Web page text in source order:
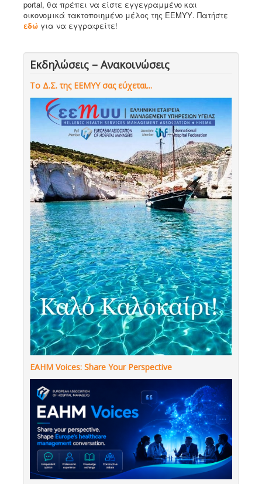
portal, θα πρέπει να είστε εγγεγραμμένο και
οικονομικά τακτοποιημένο μέλος της ΕΕΜΥΥ. Πατήστε
εδώ για να εγγραφείτε!
Εκδηλώσεις – Ανακοινώσεις
Το Δ.Σ. της ΕΕΜΥΥ σας εύχεται...
EAHM Voices: Share Your Perspective